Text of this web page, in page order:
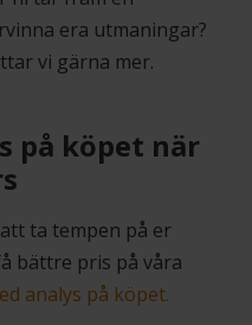
era utmaningar?
vi gärna mer.
på köpet när
ta tempen på er
bättre pris på våra
analys på köpet.